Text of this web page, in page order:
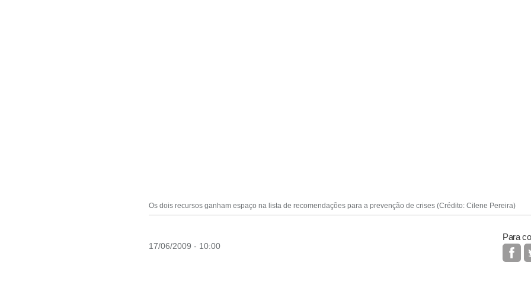
Os dois recursos ganham espaço na lista de recomendações para a prevenção de crises (Crédito: Cilene Pereira)
17/06/2009 - 10:00
Para